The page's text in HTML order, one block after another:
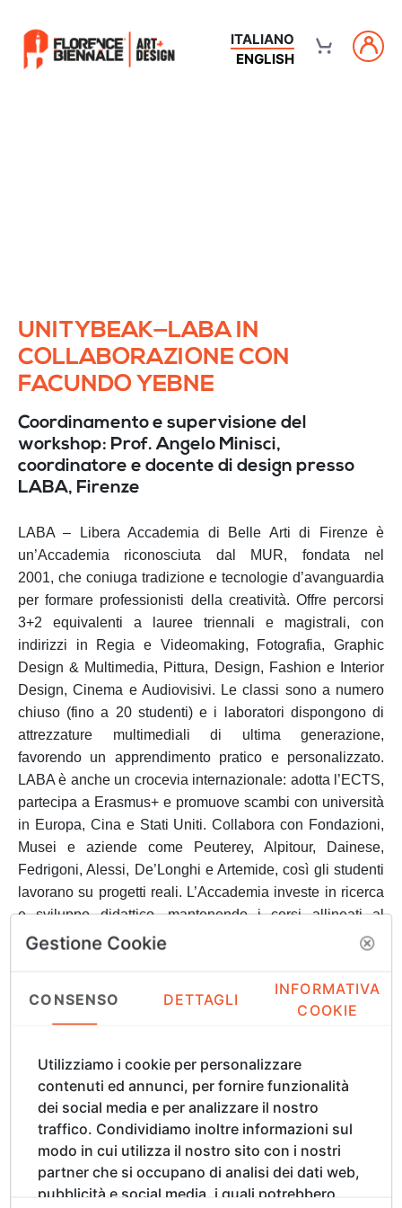
ITALIANO
ENGLISH
UNITYBEAK—LABA IN
COLLABORAZIONE CON
FACUNDO YEBNE
Coordinamento e supervisione del
workshop: Prof. Angelo Minisci,
coordinatore e docente di design presso
LABA, Firenze
LABA – Libera Accademia di Belle Arti di Firenze è
un’Accademia riconosciuta dal MUR, fondata nel
2001, che coniuga tradizione e tecnologie d’avanguardia
per formare professionisti della creatività. Offre percorsi
3+2 equivalenti a lauree triennali e magistrali, con
indirizzi in Regia e Videomaking, Fotografia, Graphic
Design & Multimedia, Pittura, Design, Fashion e Interior
Design, Cinema e Audiovisivi. Le classi sono a numero
chiuso (fino a 20 studenti) e i laboratori dispongono di
attrezzature multimediali di ultima generazione,
favorendo un apprendimento pratico e personalizzato.
LABA è anche un crocevia internazionale: adotta l’ECTS,
partecipa a Erasmus+ e promuove scambi con università
in Europa, Cina e Stati Uniti.Collabora con Fondazioni,
Musei e aziende come Peuterey, Alpitour, Dainese,
Fedrigoni, Alessi, De’Longhi e Artemide, così gli studenti
lavorano su progetti reali. L’Accademia investe in ricerca
e sviluppo didattico, mantenendo i corsi allineati al
mercato creativo contemporaneo e promuovendo
Dipartimento di Design di LABAsono stati invitati a
partecipare alla realizzazione di"UnityBeak"
Florence Edition, un’installazione dell’artista
Facundo Yebne (FLY). "UnityBeak" è composta da
due sculture di anatre ricoperte da migliaia di piccoli
paperotti di gomma: un’opera collettiva che
simboleggia pace, amore e unità. Il contributo degli
Gestione Cookie
CONSENSO DETTAGLI
INFORMATIVA
COOKIE
Utilizziamo i cookie per personalizzare
contenuti ed annunci, per fornire funzionalità
dei social media e per analizzare il nostro
traffico. Condividiamo inoltre informazioni sul
modo in cui utilizza il nostro sito con i nostri
partner che si occupano di analisi dei dati web,
pubblicità e social media, i quali potrebbero